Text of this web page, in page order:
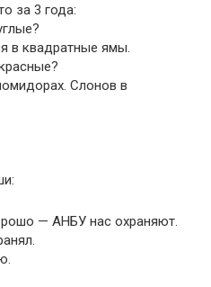
за 3 года:
в квадратные ямы.
Слонов в
— АНБУ нас охраняют.